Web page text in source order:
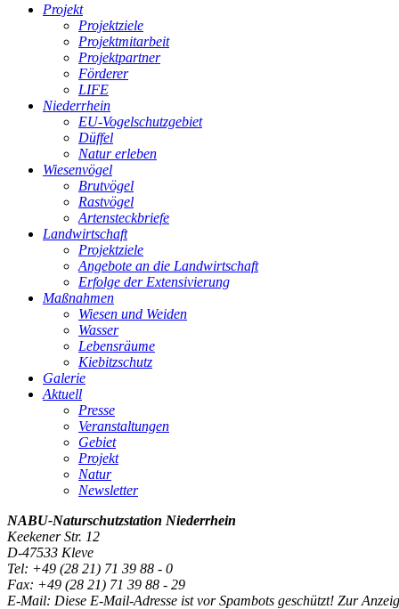
Projekt
Projektziele
Projektmitarbeit
Projektpartner
Förderer
LIFE
Niederrhein
EU-Vogelschutzgebiet
Düffel
Natur erleben
Wiesenvögel
Brutvögel
Rastvögel
Artensteckbriefe
Landwirtschaft
Projektziele
Angebote an die Landwirtschaft
Erfolge der Extensivierung
Maßnahmen
Wiesen und Weiden
Wasser
Lebensräume
Kiebitzschutz
Galerie
Aktuell
Presse
Veranstaltungen
Gebiet
Projekt
Natur
Newsletter
NABU-Naturschutzstation Niederrhein
Keekener Str. 12
D-47533 Kleve
Tel: +49 (28 21) 71 39 88 - 0
Fax: +49 (28 21) 71 39 88 - 29
E-Mail: Diese E-Mail-Adresse ist vor Spambots geschützt! Zur